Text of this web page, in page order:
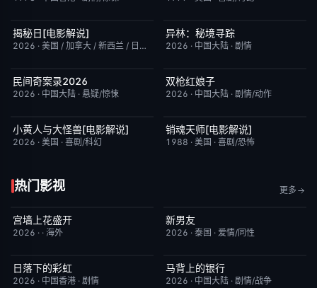
已完结
揭秘日[电影解说]
2026 · 美国 / 加拿大 / 新西兰 / 日本 剧情/科幻
今日更新
异林：秘境寻踪
2026 · 中国大陆 · 剧情
更新至下集
民间奇案录2026
2026 · 中国大陆 · 悬疑/惊悚
今日更新
双枪红娘子
2026 · 中国大陆 · 剧情/动作
已完结
小黄人与大怪兽[电影解说]
2026 · 美国 · 喜剧/科幻
已完结
销魂天师[电影解说]
1988 · 美国 · 喜剧/恐怖
热门影视 更多
更新至第4集
宫墙上花盛开
2026 · · 海外
更新至第01集
新男友
2026 · 泰国 · 爱情/同性
更新至第6集
日落下的彩虹
2026 · 中国香港 · 剧情
更新至第04集
马背上的银行
2026 · 中国大陆 · 剧情/战争